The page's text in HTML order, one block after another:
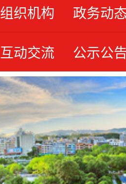
组织机构 政务动
互动交流 公示公